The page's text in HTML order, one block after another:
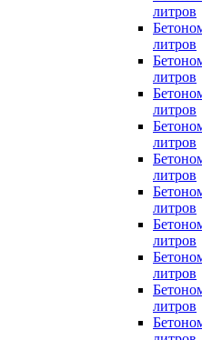
литров
литров
литров
литров
литров
литров
литров
литров
литров
литров